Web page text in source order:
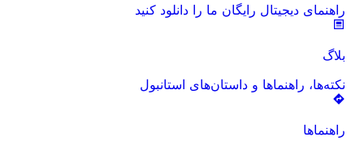
را دانلود کنید
استانبول